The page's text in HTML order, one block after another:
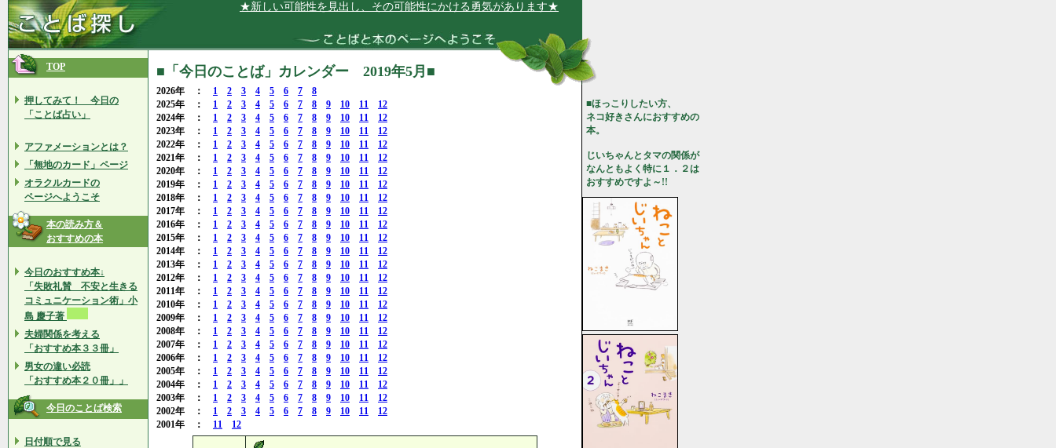
★新しい可能性を見出し、その可能性にかける勇気があります★
TOP
押してみて！ 今日の
「ことば占い」
アファメーションとは？
「無地のカード」ページ
オラクルカードの
ページへようこそ
本の読み方＆
おすすめの本
今日のおすすめ本↓
「失敗礼賛 不安と生きる
コミュニケーション術」小
島 慶子著
夫婦関係を考える
「おすすめ本３３冊」
男女の違い必読
「おすすめ本２０冊」」
今日のことば検索
日付順で見る
■「今日のことば」カレンダー 2019年5月■
2026年 ： 1 2 3 4 5 6 7
8
2025年 ： 1 2 3 4 5 6 7 8 9 10 11
12
2024年 ： 1 2 3 4 5 6 7 8 9 10 11
12
2023年 ： 1 2 3 4 5 6 7 8 9 10 11
12
2022年 ： 1 2 3 4 5 6 7 8 9 10 11
12
2021年 ： 1 2 3 4 5 6 7 8 9 10 11
12
2020年 ： 1 2 3 4 5 6 7 8 9 10 11
12
2019年 ： 1 2 3 4 5 6 7 8 9 10 11
12
2018年 ： 1 2 3 4 5 6 7 8 9 10 11
12
2017年 ： 1 2 3 4 5 6 7 8 9 10 11
12
2016年 ： 1 2 3 4 5 6 7 8 9 10 11
12
2015年 ： 1 2 3 4 5 6 7 8 9 10 11
12
2014年 ： 1 2 3 4 5 6 7 8 9 10 11
12
2013年 ： 1 2 3 4 5 6 7 8 9 10 11
12
2012年 ： 1 2 3 4 5 6 7 8 9 10 11
12
2011年 ： 1 2 3 4 5 6 7 8 9 10 11
12
2010年 ： 1 2 3 4 5 6 7 8 9 10 11
12
2009年 ： 1 2 3 4 5 6 7 8 9 10 11
12
2008年 ： 1 2 3 4 5 6 7 8 9 10 11
12
2007年 ： 1 2 3 4 5 6 7 8 9 10 11
12
2006年 ： 1 2 3 4 5 6 7 8 9 10 11
12
2005年 ： 1 2 3 4 5 6 7 8 9 10 11
12
2004年 ： 1 2 3 4 5 6 7 8 9 10 11
12
2003年 ： 1 2 3 4 5 6 7 8 9 10 11
12
2002年 ： 1 2 3 4 5 6 7 8 9 10 11
12
2001年 ： 11 12
■ほっこりしたい方、
ネコ好きさんにおすすめの
本。
じいちゃんとタマの関係が
なんともよく特に１．２は
おすすめですよ～!!